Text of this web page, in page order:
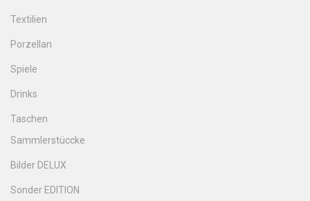
Textilien
Porzellan
Spiele
Drinks
Taschen
Sammlerstüccke
Bilder DELUX
Sonder EDITION